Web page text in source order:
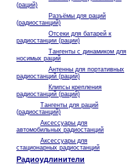
(раций)
Разъёмы для раций
(радиостанций)
Отсеки для батарей к
радиостанции (рации)
Тангенты с динамиком для
носимых раций
Антенны для портативных
радиостанций (раций)
Клипсы крепления
радиостанций (раций)
Тангенты для раций
(радиостанций)
Аксессуары для
автомобильных радиостанций
Аксессуары для
стационарных радиостанций
Радиоудлинители